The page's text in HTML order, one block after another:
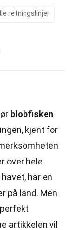
retningslinjer
blobfisken
kjent for
over hele
har en
på land. Men
artikkelen vil